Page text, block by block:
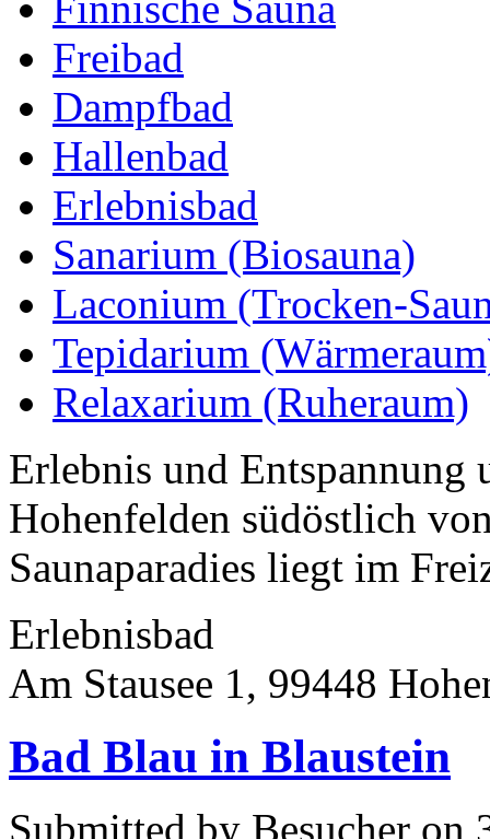
Freibad
Dampfbad
Hallenbad
Erlebnisbad
Sanarium (Biosauna)
Laconium (Trocken-
Tepidarium
Relaxarium (Ruheraum)
Erlebnis und Entspannung
Hohenfelden südöstlich
Saunaparadies liegt im
Erlebnisbad
Am Stausee 1, 99448
Bad Blau in Blaustein
Submitted by Besucher on